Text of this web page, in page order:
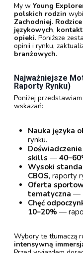
My w Young
polskich rodzin
Zachodniej. Rodzice
językowych,
opieki. Poniższe
opinii i rynku,
branżowych.
Najważniejsze
Raporty Rynku)
Poniżej
wskazań:
Nauka języka
rynku.
skills —
Wysoki
CBOS, raporty
Oferta
tematyczna —
Chęć
10–20% —
Wybory te tłumaczą
intensywną